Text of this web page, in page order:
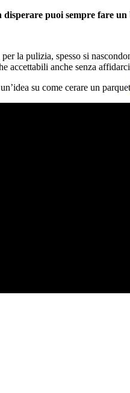
disperare puoi sempre fare
la pulizia, spesso si
accettabili anche senza
su come cerare un parquet